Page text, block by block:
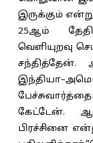
இருக்கும்
25ஆம்
வெளியுறவு
கேட்டேன்.
பிரச்சினை